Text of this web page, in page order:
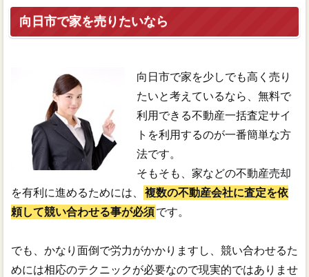
向日市で家を売りたいなら
向日市で家を少しでも高く売り
たいと考えているなら、無料で
利用できる不動産一括査定サイ
トを利用するのが一番簡単な方
法です。
そもそも、家などの不動産売却
を有利に進めるためには、
複数の不動産会社に査定を依
頼して競い合わせる事が必須です。
でも、かなり面倒で労力がかかりますし、競い合わせるた
めには相応のテクニックが必要なので現実的ではありませ